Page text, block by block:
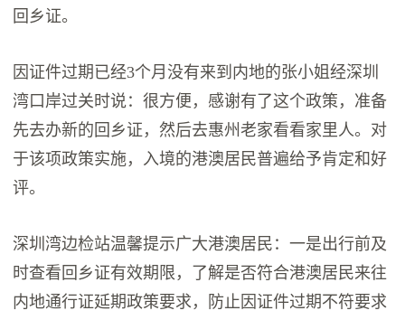
回乡证。
因证件过期已经3个月没有来到内地的张小姐经深圳
湾口岸过关时说：很方便，感谢有了这个政策，准备
先去办新的回乡证，然后去惠州老家看看家里人。对
于该项政策实施，入境的港澳居民普遍给予肯定和好
评。
深圳湾边检站温馨提示广大港澳居民：一是出行前及
时查看回乡证有效期限，了解是否符合港澳居民来往
内地通行证延期政策要求，防止因证件过期不符要求